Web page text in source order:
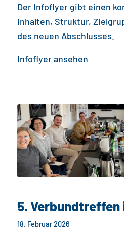
Der Infoflyer gibt einen
Inhalten, Struktur,
des neuen Abschlusses.
Infoflyer ansehen
5. Verbundtreffen
18. Februar 2026